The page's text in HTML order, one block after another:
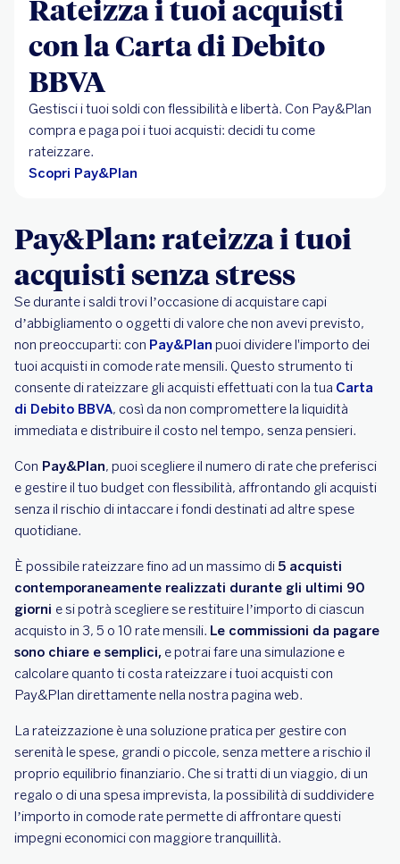
Rateizza i tuoi acquisti
con la Carta di Debito
BBVA
Gestisci i tuoi soldi con flessibilità e libertà. Con Pay&Plan
compra e paga poi i tuoi acquisti: decidi tu come
rateizzare.
Scopri Pay&Plan
Pay&Plan: rateizza i tuoi
acquisti senza stress
Se durante i saldi trovi l’occasione di acquistare capi
d’abbigliamento o oggetti di valore che non avevi previsto,
non preoccuparti: con Pay&Plan puoi dividere l'importo dei
tuoi acquisti in comode rate mensili. Questo strumento ti
consente di rateizzare gli acquisti effettuati con la tua Carta
di Debito BBVA, così da non compromettere la liquidità
immediata e distribuire il costo nel tempo, senza pensieri.
Con Pay&Plan, puoi scegliere il numero di rate che preferisci
e gestire il tuo budget con flessibilità, affrontando gli acquisti
senza il rischio di intaccare i fondi destinati ad altre spese
quotidiane.
È possibile rateizzare fino ad un massimo di 5 acquisti
contemporaneamente realizzati durante gli ultimi 90
giorni e si potrà scegliere se restituire l’importo di ciascun
acquisto in 3, 5 o 10 rate mensili. Le commissioni da pagare
sono chiare e semplici, e potrai fare una simulazione e
calcolare quanto ti costa rateizzare i tuoi acquisti con
Pay&Plan direttamente nella nostra pagina web.
La rateizzazione è una soluzione pratica per gestire con
serenità le spese, grandi o piccole, senza mettere a rischio il
proprio equilibrio finanziario. Che si tratti di un viaggio, di un
regalo o di una spesa imprevista, la possibilità di suddividere
l’importo in comode rate permette di affrontare questi
impegni economici con maggiore tranquillità.